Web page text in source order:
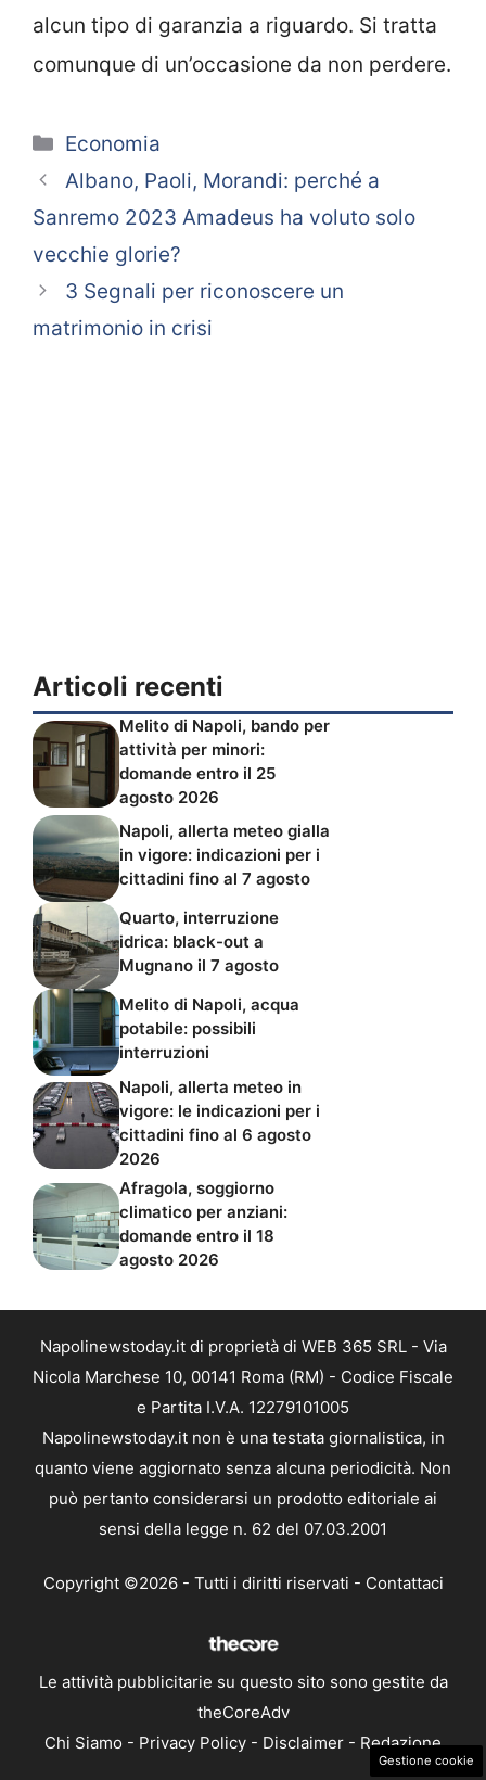
alcun tipo di garanzia a riguardo. Si tratta
comunque di un’occasione da non perdere.
Categorie
Economia
Albano, Paoli, Morandi: perché a
Sanremo 2023 Amadeus ha voluto solo
vecchie glorie?
3 Segnali per riconoscere un
matrimonio in crisi
Articoli recenti
Melito di Napoli, bando per
attività per minori:
domande entro il 25
agosto 2026
Napoli, allerta meteo gialla
in vigore: indicazioni per i
cittadini fino al 7 agosto
Quarto, interruzione
idrica: black-out a
Mugnano il 7 agosto
Melito di Napoli, acqua
potabile: possibili
interruzioni
Napoli, allerta meteo in
vigore: le indicazioni per i
cittadini fino al 6 agosto
2026
Afragola, soggiorno
climatico per anziani:
domande entro il 18
agosto 2026
Napolinewstoday.it di proprietà di WEB 365 SRL - Via
Nicola Marchese 10, 00141 Roma (RM) - Codice Fiscale
e Partita I.V.A. 12279101005
Napolinewstoday.it non è una testata giornalistica, in
quanto viene aggiornato senza alcuna periodicità. Non
può pertanto considerarsi un prodotto editoriale ai
sensi della legge n. 62 del 07.03.2001
Copyright ©2026 - Tutti i diritti riservati - Contattaci
Le attività pubblicitarie su questo sito sono gestite da
theCoreAdv
Chi Siamo - Privacy Policy - Disclaimer - Redazione
Gestione cookie